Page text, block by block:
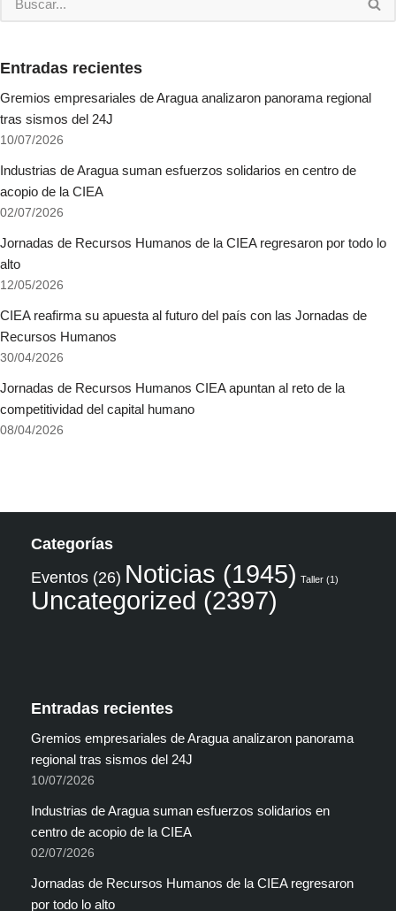
Entradas recientes
Gremios empresariales de Aragua analizaron panorama regional
tras sismos del 24J
10/07/2026
Industrias de Aragua suman esfuerzos solidarios en centro de
acopio de la CIEA
02/07/2026
Jornadas de Recursos Humanos de la CIEA regresaron por todo lo
alto
12/05/2026
CIEA reafirma su apuesta al futuro del país con las Jornadas de
Recursos Humanos
30/04/2026
Jornadas de Recursos Humanos CIEA apuntan al reto de la
competitividad del capital humano
08/04/2026
Categorías
Eventos (26) Noticias (1945) Taller (1)
Uncategorized (2397)
Entradas recientes
Gremios empresariales de Aragua analizaron panorama
regional tras sismos del 24J
10/07/2026
Industrias de Aragua suman esfuerzos solidarios en
centro de acopio de la CIEA
02/07/2026
Jornadas de Recursos Humanos de la CIEA regresaron
por todo lo alto